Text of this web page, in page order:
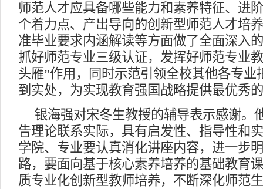
师范人才应具备哪些能力和素养特征、进
个着力点、产出导向的创新型师范人才培
准毕业要求内涵解读等方面做了全面深入
抓好师范专业三级认证，发挥好师范专业
头雁”作用，同时示范引领全校其他各专业
到实处，为实现教育强国战略提供最优秀
银海强对宋冬生教授的辅导表示感谢。
告理论联系实际，具有启发性、指导性和
学院、专业要认真消化讲座内容，进一步
路，要面向基于核心素养培养的基础教育
质专业化创新型教师培养，不断深化师范